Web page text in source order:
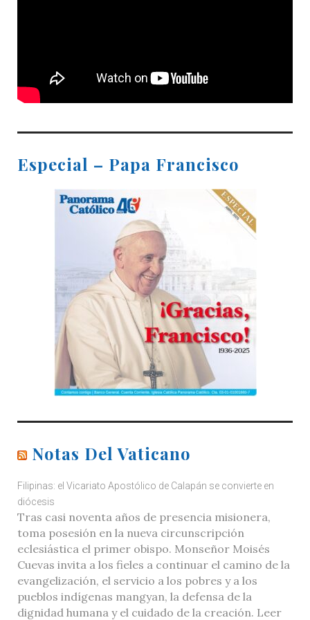
Especial – Papa Francisco
Notas Del Vaticano
Filipinas: el Vicariato Apostólico de Calapán se convierte en
diócesis
Tras casi noventa años de presencia misionera,
toma posesión en la nueva circunscripción
eclesiástica el primer obispo. Monseñor Moisés
Cuevas invita a los fieles a continuar el camino de la
evangelización, el servicio a los pobres y a los
pueblos indígenas mangyan, la defensa de la
dignidad humana y el cuidado de la creación. Leer